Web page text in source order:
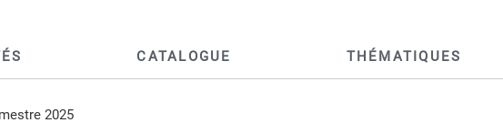
CATALOGUE THÉMATIQUES
2025